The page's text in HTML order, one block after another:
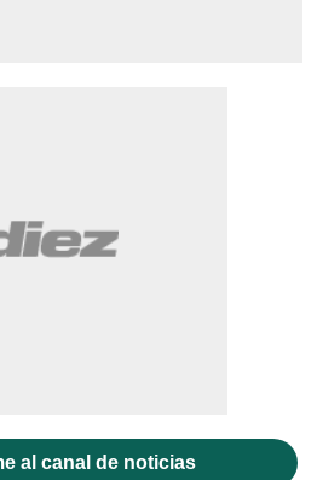
al canal de noticias